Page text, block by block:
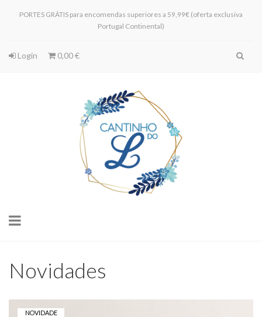
PORTES GRÁTIS para encomendas superiores a 59,99€ (oferta exclusiva
Portugal Continental)
Login 0,00 €
Toggle
Novidades
NOVIDADE